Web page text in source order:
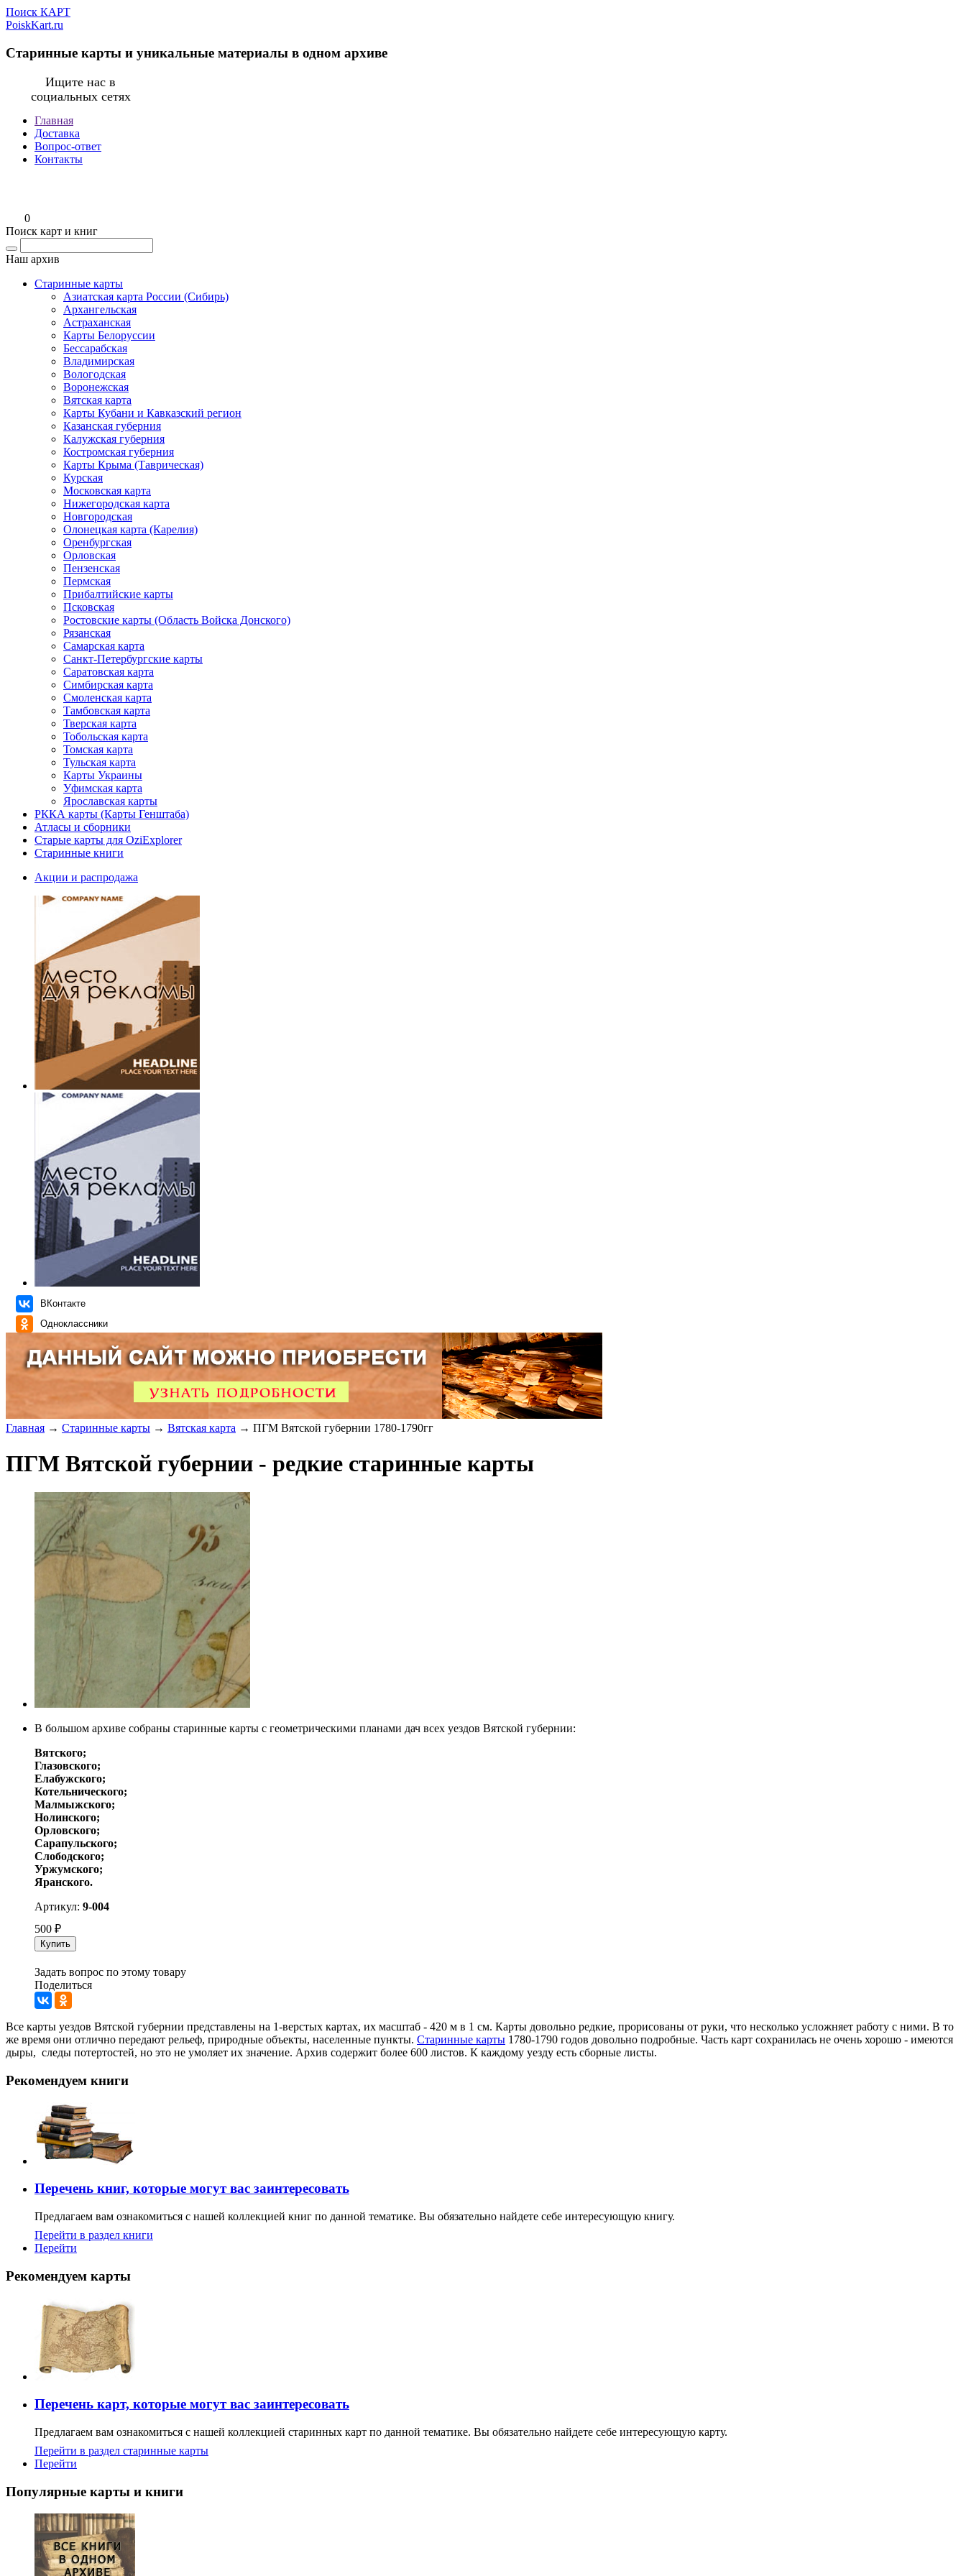
Поиск КАРТ
PoiskKart.ru
Старинные карты и уникальные материалы в одном архиве
Ищите нас в
социальных сетях
Главная
Доставка
Вопрос-ответ
Контакты
0
Поиск карт и книг
Наш архив
Старинные карты
Азиатская карта России (Сибирь)
Архангельская
Астраханская
Карты Белоруссии
Бессарабская
Владимирская
Вологодская
Воронежская
Вятская карта
Карты Кубани и Кавказский регион
Казанская губерния
Калужская губерния
Костромская губерния
Карты Крыма (Таврическая)
Курская
Московская карта
Нижегородская карта
Новгородская
Олонецкая карта (Карелия)
Оренбургская
Орловская
Пензенская
Пермская
Прибалтийские карты
Псковская
Ростовские карты (Область Войска Донского)
Рязанская
Самарская карта
Санкт-Петербургские карты
Саратовская карта
Симбирская карта
Смоленская карта
Тамбовская карта
Тверская карта
Тобольская карта
Томская карта
Тульская карта
Карты Украины
Уфимская карта
Ярославская карты
РККА карты (Карты Генштаба)
Атласы и сборники
Старые карты для OziExplorer
Старинные книги
Акции и распродажа
ВКонтакте
Одноклассники
Главная → Старинные карты → Вятская карта → ПГМ Вятской губернии 1780-1790гг
ПГМ Вятской губернии - редкие старинные карты
В большом архиве собраны старинные карты с геометрическими планами дач всех уездов Вятской губернии:
Вятского;
Глазовского;
Елабужского;
Котельнического;
Малмыжского;
Нолинского;
Орловского;
Сарапульского;
Слободского;
Уржумского;
Яранского.
Артикул: 9-004
500 ₽
Купить
Задать вопрос по этому товару
Поделиться
Все карты уездов Вятской губернии представлены на 1-верстых картах, их масштаб - 420 м в 1 см. Карты довольно редкие, прорисованы от руки, что несколько усложняет работу с ними. В то
же время они отлично передают рельеф, природные объекты, населенные пункты. Старинные карты 1780-1790 годов довольно подробные. Часть карт сохранилась не очень хорошо - имеются
дыры, следы потертостей, но это не умоляет их значение. Архив содержит более 600 листов. К каждому уезду есть сборные листы.
Рекомендуем книги
Перечень книг, которые могут вас заинтересовать
Предлагаем вам ознакомиться с нашей коллекцией книг по данной тематике. Вы обязательно найдете себе интересующую книгу.
Перейти в раздел книги
Перейти
Рекомендуем карты
Перечень карт, которые могут вас заинтересовать
Предлагаем вам ознакомиться с нашей коллекцией старинных карт по данной тематике. Вы обязательно найдете себе интересующую карту.
Перейти в раздел старинные карты
Перейти
Популярные карты и книги